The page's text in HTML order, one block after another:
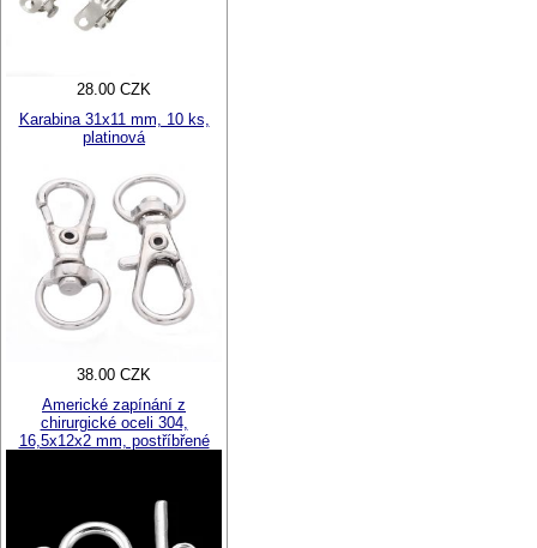
28.00 CZK
Karabina 31x11 mm, 10 ks,
platinová
38.00 CZK
Americké zapínání z
chirurgické oceli 304,
16,5x12x2 mm, postříbřené